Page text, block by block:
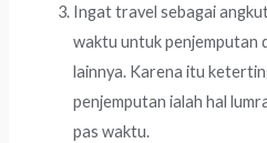
Ingat travel sebagai
waktu untuk penjemputan
lainnya. Karena itu
penjemputan ialah hal
pas waktu.